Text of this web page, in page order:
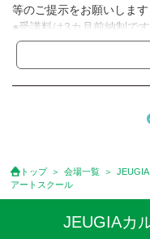
等のご提示をお願いします
●受講料は3カ月前納制で
●受講料には運営費とし
ております。また一部の
用は含まれておりません。
のでご確認ください。
●参加人数が一定に満たな
期することがあります。
●その他、詳しい内容につ
トップ 会場一覧
アートスクール
JEUGIAカ